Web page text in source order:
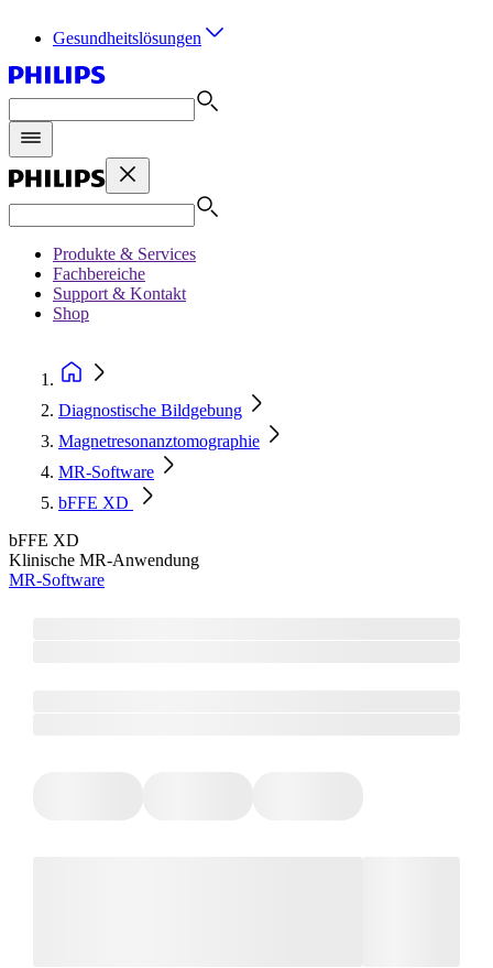
Gesundheitslösungen
Produkte & Services
Fachbereiche
Support & Kontakt
Shop
Diagnostische Bildgebung
Magnetresonanztomographie
MR-Software
bFFE XD
bFFE XD
Klinische MR-Anwendung
MR-Software